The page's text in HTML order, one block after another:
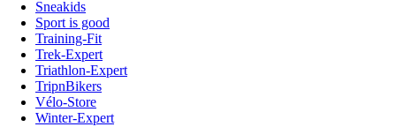
Sneakids
Sport is good
Training-Fit
Trek-Expert
Triathlon-Expert
TripnBikers
Vélo-Store
Winter-Expert